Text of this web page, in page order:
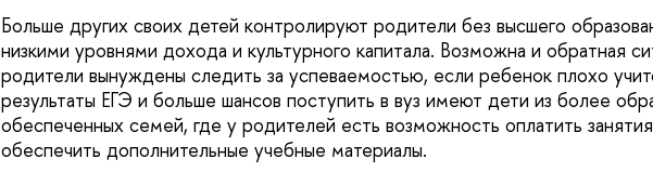
Больше других своих детей контролируют родители без высшего
низкими уровнями дохода и культурного капитала. Возможна и обратная
родители вынуждены следить за успеваемостью, если ребенок плохо
результаты ЕГЭ и больше шансов поступить в вуз имеют дети из более
обеспеченных семей, где у родителей есть возможность оплатить
обеспечить дополнительные учебные материалы.